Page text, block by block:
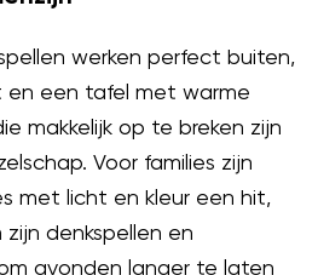
werken perfect buiten,
en een tafel met warme
makkelijk op te breken zijn
Voor families zijn
met licht en kleur een hit,
denkspellen en
avonden langer te laten